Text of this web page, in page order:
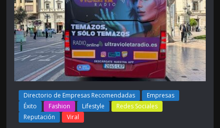
Directorio de Empresas Recomendadas
Empresas
Éxito
Fashion Lifestyle
Redes Sociales
Reputación
Viral